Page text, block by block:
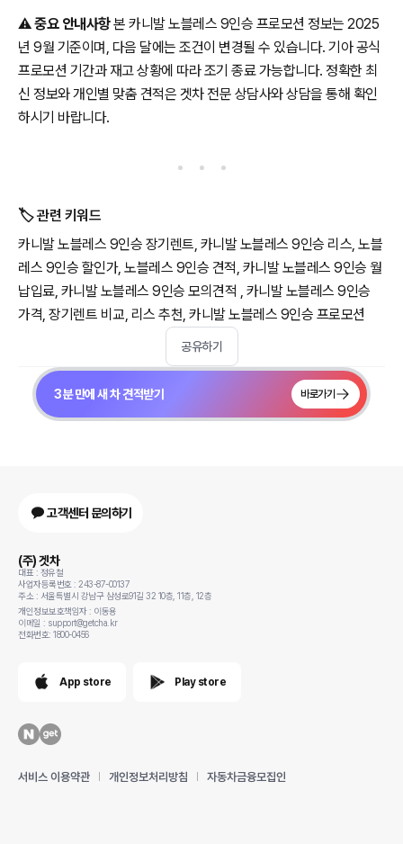
⚠️중요 안내사항본 카니발 노블레스 9인승 프로모션 정보는 2025
년 9월 기준이며, 다음 달에는 조건이 변경될 수 있습니다. 기아 공식
프로모션 기간과 재고 상황에 따라 조기 종료 가능합니다. 정확한 최
신 정보와 개인별 맞춤 견적은 겟차 전문 상담사와 상담을 통해 확인
하시기 바랍니다.
🏷️ 관련 키워드
카니발 노블레스 9인승 장기렌트, 카니발 노블레스 9인승 리스, 노블
레스 9인승 할인가, 노블레스 9인승 견적, 카니발 노블레스 9인승 월
납입료, 카니발 노블레스 9인승 모의견적 , 카니발 노블레스 9인승
가격, 장기렌트 비교, 리스 추천, 카니발 노블레스 9인승 프로모션
공유하기
3분 만에 새 차 견적받기 바로가기
고객센터 문의하기
(주) 겟차
대표 : 정유철
사업자등록번호 : 243-87-00137
주소 : 서울특별시 강남구 삼성로91길 32 10층, 11층, 12층
개인정보보호책임자 : 이동용
이메일 : support@getcha.kr
전화번호: 1800-0456
App store Play store
서비스 이용약관 개인정보처리방침 자동차금융모집인